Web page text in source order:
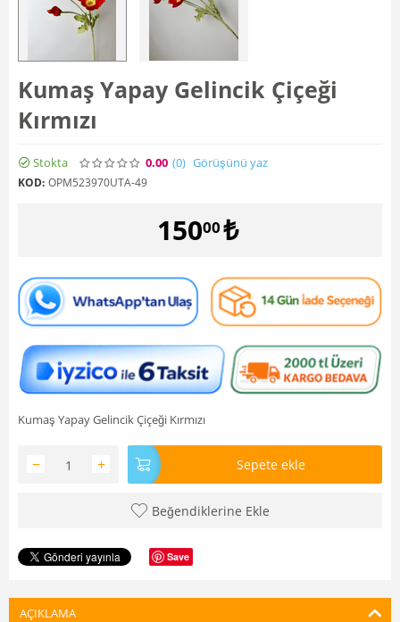
Kumaş Yapay Gelincik Çiçeği
Kırmızı
Stokta 0.00 (0) Görüşünü yaz
KOD: OPM523970UTA-49
15000₺
Kumaş Yapay Gelincik Çiçeği Kırmızı
+
− Sepete ekle
Beğendiklerine Ekle
Save
AÇIKLAMA